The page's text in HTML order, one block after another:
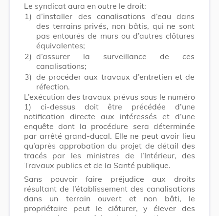
Le syndicat aura en outre le droit:
1) d’installer des canalisations d’eau dans
des terrains privés, non bâtis, qui ne sont
pas entourés de murs ou d’autres clôtures
équivalentes;
2) d’assurer la surveillance de ces
canalisations;
3) de procéder aux travaux d’entretien et de
réfection.
L’exécution des travaux prévus sous le numéro
1) ci-dessus doit être précédée d’une
notification directe aux intéressés et d’une
enquête dont la procédure sera déterminée
par arrêté grand-ducal. Elle ne peut avoir lieu
qu’après approbation du projet de détail des
tracés par les ministres de l’Intérieur, des
Travaux publics et de la Santé publique.
Sans pouvoir faire préjudice aux droits
résultant de l’établissement des canalisations
dans un terrain ouvert et non bâti, le
propriétaire peut le clôturer, y élever des